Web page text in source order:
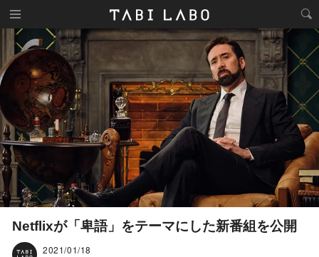
Netflixが「卑語」をテーマにした新番組を公開
2021/01/18